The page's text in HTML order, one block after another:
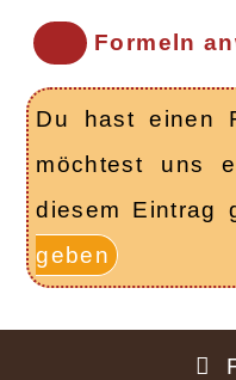
Formeln
Du hast einen
möchtest uns
diesem Eintrag
geben